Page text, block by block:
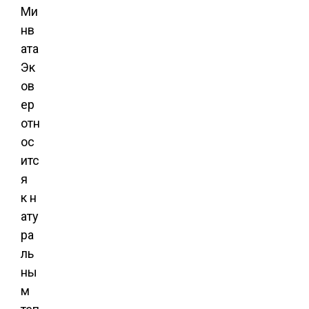
Ми
нв
ата
Эк
ов
ер
отн
ос
итс
я
к н
ату
ра
ль
ны
м